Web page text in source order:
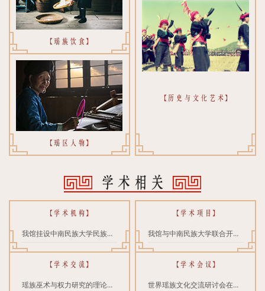
【瑶族饮食】
【瑶区人物】
【历史与文化艺术】
学术相关
【学术机构】
我馆挂设中南民族大学民族学
与社会学学院暨南方少数民族
研究实习基地
【学术项目】
我馆与中南民族大学联合开展
瑶族历史文化田野调查
【学术交流】
瑶族巫术与权力研究的理论与
【学术会议】
世界瑶族文化交流研讨会在中